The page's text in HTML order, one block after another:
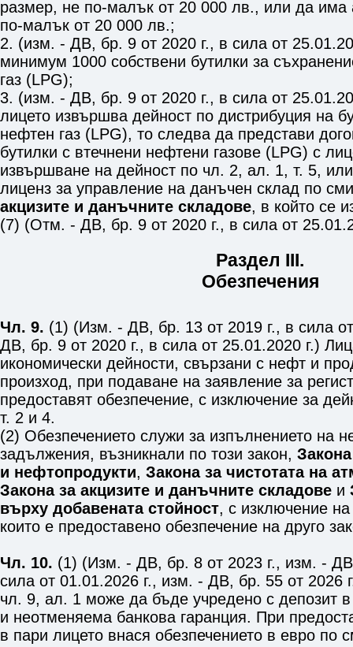
размер, не по-малък от 20 000 лв., или да има
по-малък от 20 000 лв.;
2. (изм. - ДВ, бр. 9 от 2020 г., в сила от
минимум 1000 собствени бутилки за
газ (LPG);
3. (изм. - ДВ, бр. 9 от 2020 г., в сила от
лицето извършва дейност по дистрибуция на
нефтен газ (LPG), то следва да представи
бутилки с втечнени нефтени газове (LPG) с
извършване на дейност по чл. 2, ал. 1, т. 5,
лиценз за управление на данъчен склад по
акцизите и данъчните складове, в който се
(7) (Отм. - ДВ, бр. 9 от 2020 г., в сила от
Раздел III.
Обезпечения
Чл. 9. (1) (Изм. - ДВ, бр. 13 от 2019 г., в сила
ДВ, бр. 9 от 2020 г., в сила от 25.01.2020 г.)
икономически дейности, свързани с нефт и
произход, при подаване на заявление за
предоставят обезпечение, с изключение за
т. 2 и 4.
(2) Обезпечението служи за изпълнението на
задължения, възникнали по този закон,
и нефтопродукти, Закона за чистотата на
Закона за акцизите и данъчните складове и
върху добавената стойност, с изключение
които е предоставено обезпечение на друго
Чл. 10. (1) (Изм. - ДВ, бр. 8 от 2023 г., изм. -
сила от 01.01.2026 г., изм. - ДВ, бр. 55 от 2026
чл. 9, ал. 1 може да бъде учредено с депозит
и неотменяема банкова гаранция. При
в пари лицето внася обезпечението в евро по